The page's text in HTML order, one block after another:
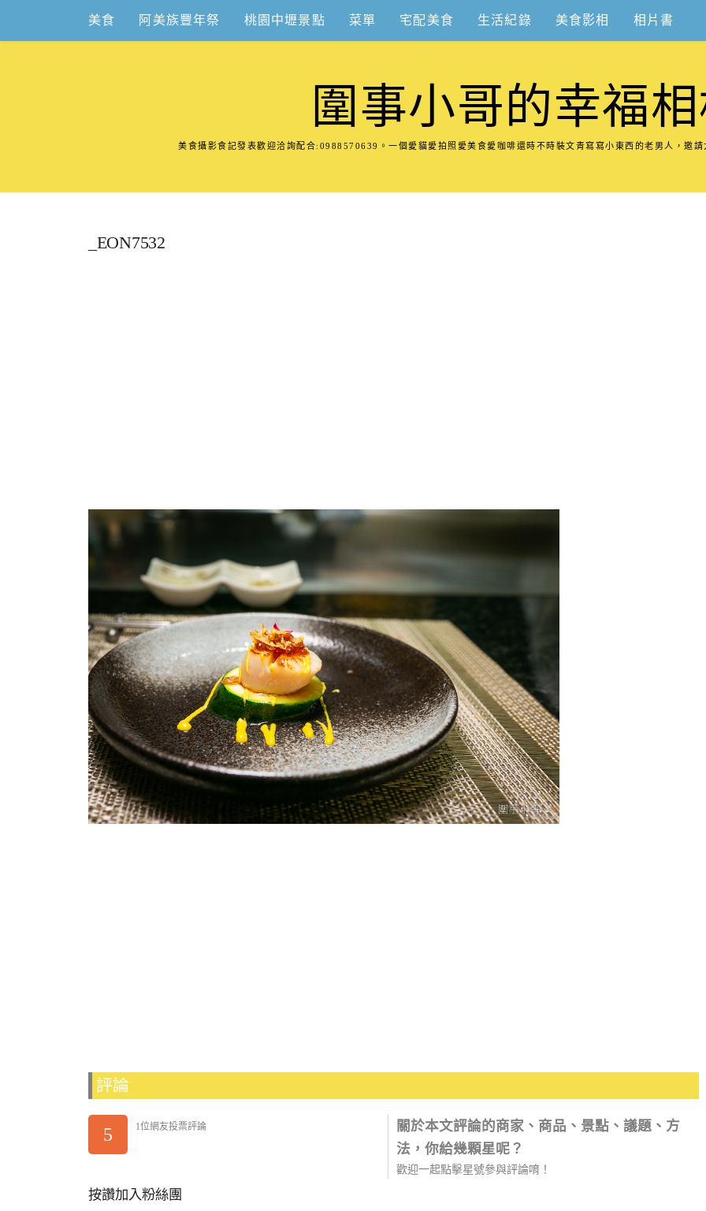
content
美食 阿美族豐年祭 桃園中壢景點 菜單 宅配美食 生活紀錄 美食影相 相片書
圍事小哥的幸福
美食攝影食記發表歡迎洽詢配合:0988570639。一個愛貓愛拍照愛美食愛咖啡還時不時裝文青寫寫小東西的老男人，邀
_EON7532
評論
5 1位網友投票評論
關於本文評論的商家、商品、景點、議題、方
法，你給幾顆星呢？
歡迎一起點擊星號參與評論唷！
按讚加入粉絲團